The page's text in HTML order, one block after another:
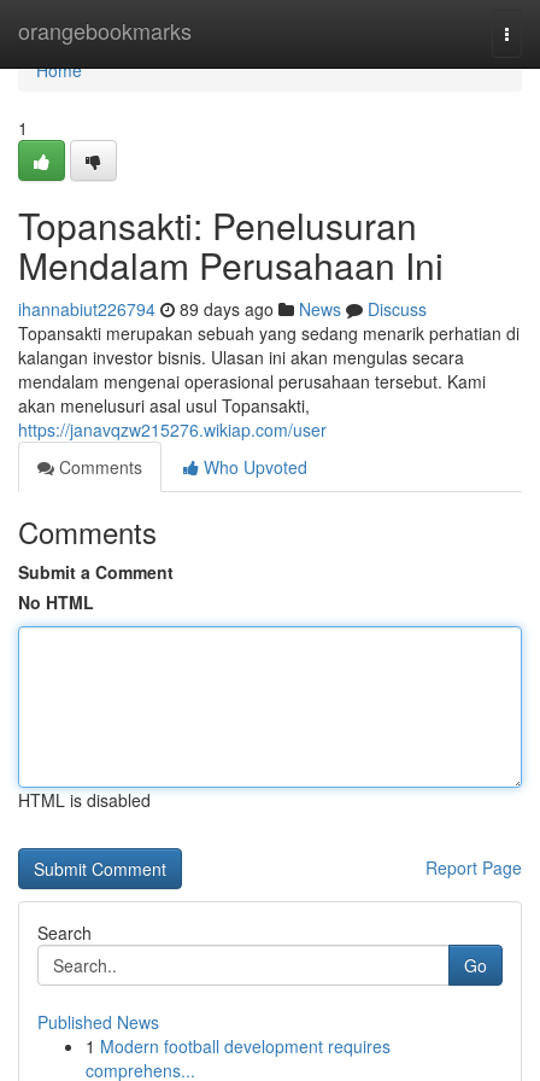
orangebookmarks
Home
Home
1
Topansakti: Penelusuran
Mendalam Perusahaan Ini
ihannabiut226794 89 days ago News
Discuss
Topansakti merupakan sebuah yang sedang menarik perhatian di
kalangan investor bisnis. Ulasan ini akan mengulas secara
mendalam mengenai operasional perusahaan tersebut. Kami
akan menelusuri asal usul Topansakti,
https://janavqzw215276.wikiap.com/user
Comments
Who Upvoted
Comments
Submit a Comment
No HTML
HTML is disabled
Report Page
Search
Go
Published News
1 Modern football development requires
comprehens...